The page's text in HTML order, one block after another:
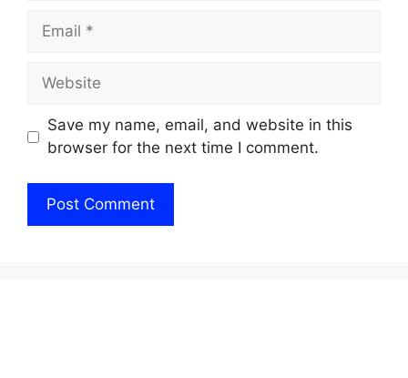
Email
Website
Save my name, email, and website in this
browser for the next time I comment.